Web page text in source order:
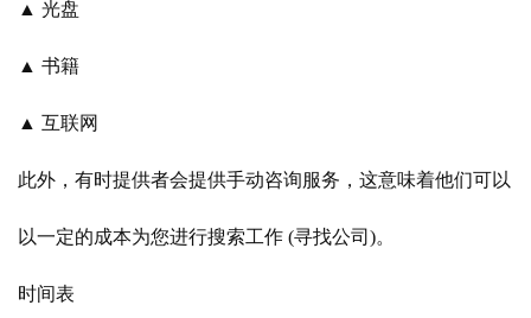
▲ 光盘
▲ 书籍
▲ 互联网
此外，有时提供者会提供手动咨询服务，这意味着他们可以
以一定的成本为您进行搜索工作 (寻找公司)。
时间表